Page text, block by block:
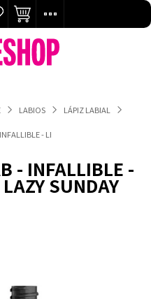
LABIOS LÁPIZ LABIAL
- LE MATTE - 150 LAZY SUNDAY
- INFALLIBLE -
SUNDAY